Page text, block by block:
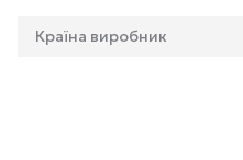
Країна виробник